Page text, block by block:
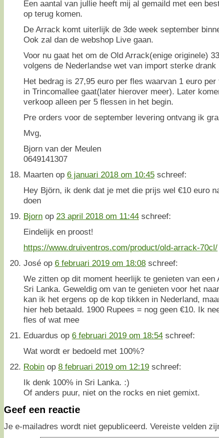
Een aantal van jullie heeft mij al gemaild met een
op terug komen.
De Arrack komt uiterlijk de 3de week september
Ook zal dan de webshop Live gaan.
Voor nu gaat het om de Old Arrack(enige originele)
volgens de Nederlandse wet van import sterke drank
Het bedrag is 27,95 euro per fles waarvan 1 euro
in Trincomallee gaat(later hierover meer). Later
verkoop alleen per 5 flessen in het begin.
Pre orders voor de september levering ontvang ik
Mvg,
Bjorn van der Meulen
0649141307
Maarten op 6 januari 2018 om 10:45 schreef:
Hey Björn, ik denk dat je met die prijs wel €10 euro
doen
Bjorn op 23 april 2018 om 11:44 schreef:
Eindelijk en proost!
https://www.druiventros.com/product/old-arrack-70cl/
José op 6 februari 2019 om 18:08 schreef:
We zitten op dit moment heerlijk te genieten van een
Sri Lanka. Geweldig om van te genieten voor het
kan ik het ergens op de kop tikken in Nederland,
hier heb betaald. 1900 Rupees = nog geen €10. Ik
fles of wat mee
Eduardus op 6 februari 2019 om 18:54 schreef:
Wat wordt er bedoeld met 100%?
Robin op 8 februari 2019 om 12:19 schreef:
Ik denk 100% in Sri Lanka. :)
Of anders puur, niet on the rocks en niet gemixt.
Geef een reactie
Je e-mailadres wordt niet gepubliceerd. Vereiste velden